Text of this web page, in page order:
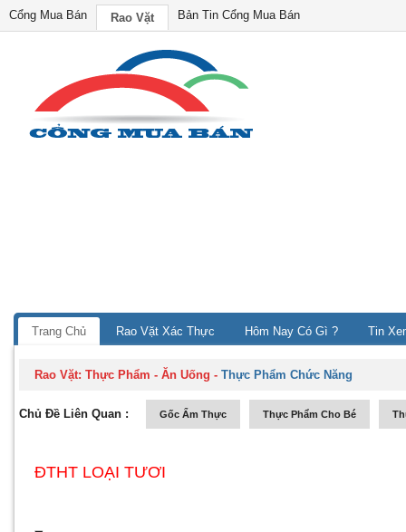
Cổng Mua Bán Rao Vặt Bản Tin Cổng Mua Bán
Trang Chủ Rao Vặt Xác Thực Hôm Nay Có Gì ? Tin
Rao Vặt:Thực Phẩm - Ăn Uống -Thực Phẩm Chức Năng
Chủ Đề Liên Quan : Gốc Ẩm Thực Thực Phẩm Cho Bé
ĐTHT LOẠI TƯƠI